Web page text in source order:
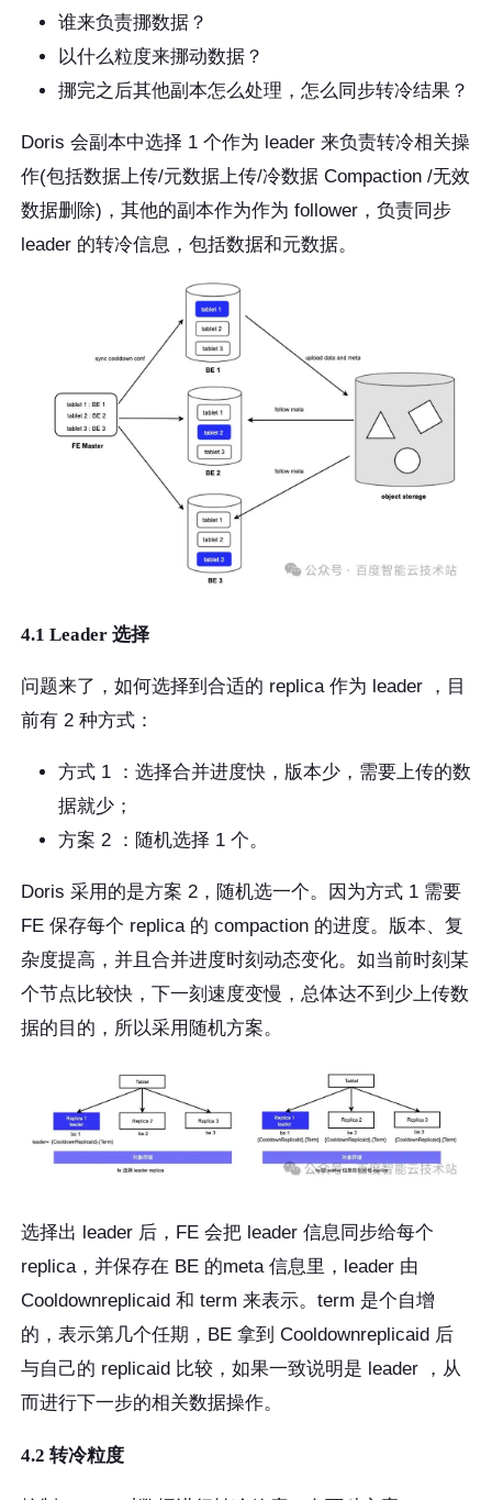
谁来负责挪数据？
以什么粒度来挪动数据？
挪完之后其他副本怎么处理，怎么同步转冷结果？
Doris 会副本中选择 1 个作为 leader 来负责转冷相关操
作(包括数据上传/元数据上传/冷数据 Compaction /无效
数据删除)，其他的副本作为作为 follower，负责同步
leader 的转冷信息，包括数据和元数据。
4.1 Leader 选择
问题来了，如何选择到合适的 replica 作为 leader ，目
前有 2 种方式：
方式 1 ：选择合并进度快，版本少，需要上传的数
据就少；
方案 2 ：随机选择 1 个。
Doris 采用的是方案 2，随机选一个。因为方式 1 需要
FE 保存每个 replica 的 compaction 的进度。版本、复
杂度提高，并且合并进度时刻动态变化。如当前时刻某
个节点比较快，下一刻速度变慢，总体达不到少上传数
据的目的，所以采用随机方案。
选择出 leader 后，FE 会把 leader 信息同步给每个
replica，并保存在 BE 的meta 信息里，leader 由
Cooldownreplicaid 和 term 来表示。term 是个自增
的，表示第几个任期，BE 拿到 Cooldownreplicaid 后
与自己的 replicaid 比较，如果一致说明是 leader ，从
而进行下一步的相关数据操作。
4.2 转冷粒度